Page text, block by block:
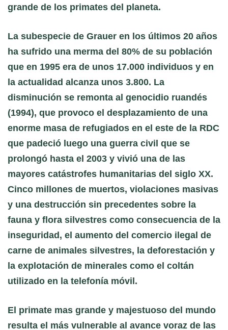
grande de los primates del planeta.
La subespecie de Grauer en los últimos 20 años
ha sufrido una merma del 80% de su población
que en 1995 era de unos 17.000 individuos y en
la actualidad alcanza unos 3.800. La
disminución se remonta al genocidio ruandés
(1994), que provoco el desplazamiento de una
enorme masa de refugiados en el este de la RDC
que padeció luego una guerra civil que se
prolongó hasta el 2003 y vivió una de las
mayores catástrofes humanitarias del siglo XX.
Cinco millones de muertos, violaciones masivas
y una destrucción sin precedentes sobre la
fauna y flora silvestres como consecuencia de la
inseguridad, el aumento del comercio ilegal de
carne de animales silvestres, la deforestación y
la explotación de minerales como el coltán
utilizado en la telefonía móvil.
El primate mas grande y majestuoso del mundo
resulta el más vulnerable al avance voraz de las